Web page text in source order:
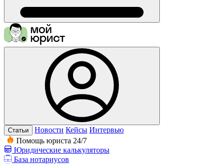
Статьи Новости Кейсы Интервью
Помощь юриста 24/7
Юридические калькуляторы
База нотариусов